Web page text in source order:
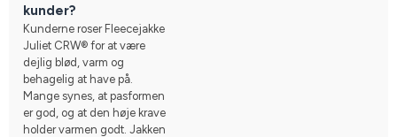
kunder?
Kunderne roser Fleecejakke
Juliet CRW® for at være
dejlig blød, varm og
behagelig at have på.
Mange synes, at pasformen
er god, og at den høje krave
holder varmen godt. Jakken